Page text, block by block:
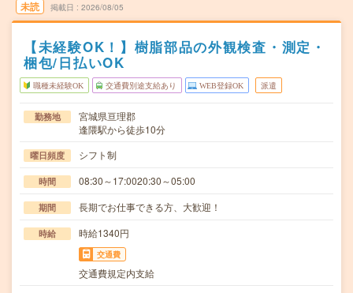
未読 掲載日 2026/08/05
【未経験OK！】樹脂部品の外観検査・測定・
梱包/日払いOK
職種未経験OK 交通費別途支給あり WEB登録OK 派遣
勤務地
宮城県亘理郡
逢隈駅から徒歩10分
曜日頻度 シフト制
時間 08:30～17:0020:30～05:00
期間 長期でお仕事できる方、大歓迎！
時給 時給1340円
交通費
交通費規定内支給